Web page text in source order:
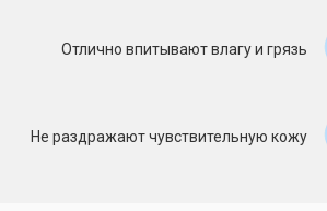
Отлично впитывают влагу и грязь
Не раздражают чувствительную кожу